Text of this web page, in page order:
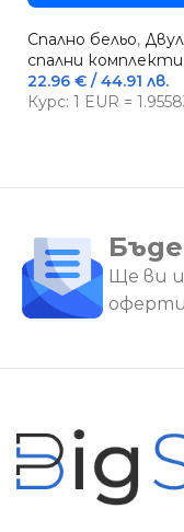
Спално бельо,
спални комплекти
22.96 € / 44.91 лв.
Курс: 1 EUR =
Ще ви